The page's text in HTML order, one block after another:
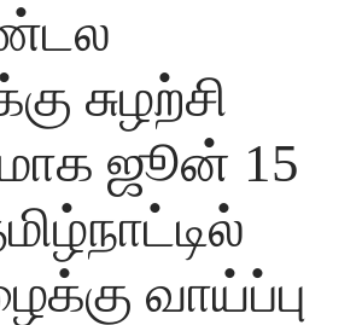
சுழற்சி
ஜூன் 15
வாய்ப்பு